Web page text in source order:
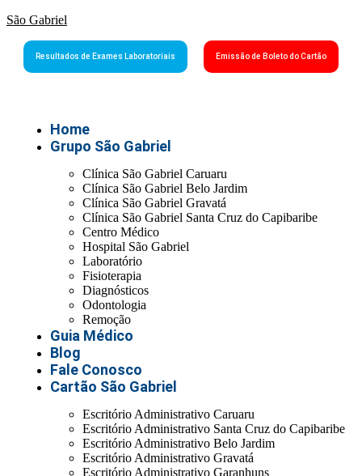
São Gabriel
Resultados de Exames Laboratoriais Emissão de Boleto do Cartão
Home
Grupo São Gabriel
Clínica São Gabriel Caruaru
Clínica São Gabriel Belo Jardim
Clínica São Gabriel Gravatá
Clínica São Gabriel Santa Cruz do Capibaribe
Centro Médico
Hospital São Gabriel
Laboratório
Fisioterapia
Diagnósticos
Odontologia
Remoção
Guia Médico
Blog
Fale Conosco
Cartão São Gabriel
Escritório Administrativo Caruaru
Escritório Administrativo Santa Cruz do Capibaribe
Escritório Administrativo Belo Jardim
Escritório Administrativo Gravatá
Escritório Administrativo Garanhuns